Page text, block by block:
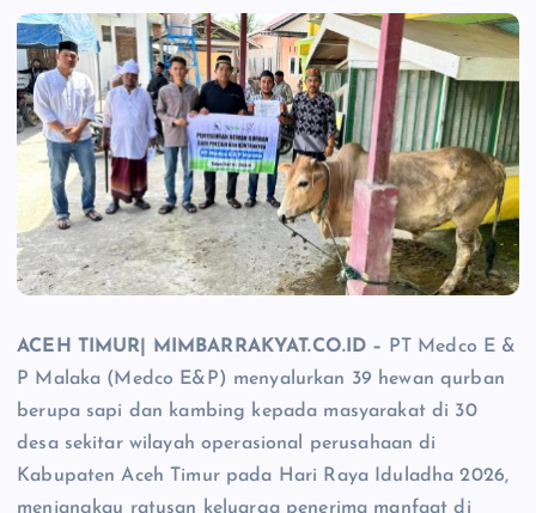
ACEH TIMUR| MIMBARRAKYAT.CO.ID –
PT Medco E &
P Malaka (Medco E&P) menyalurkan 39 hewan qurban
berupa sapi dan kambing kepada masyarakat di 30
desa sekitar wilayah operasional perusahaan di
Kabupaten Aceh Timur pada Hari Raya Iduladha 2026,
menjangkau ratusan keluarga penerima manfaat di